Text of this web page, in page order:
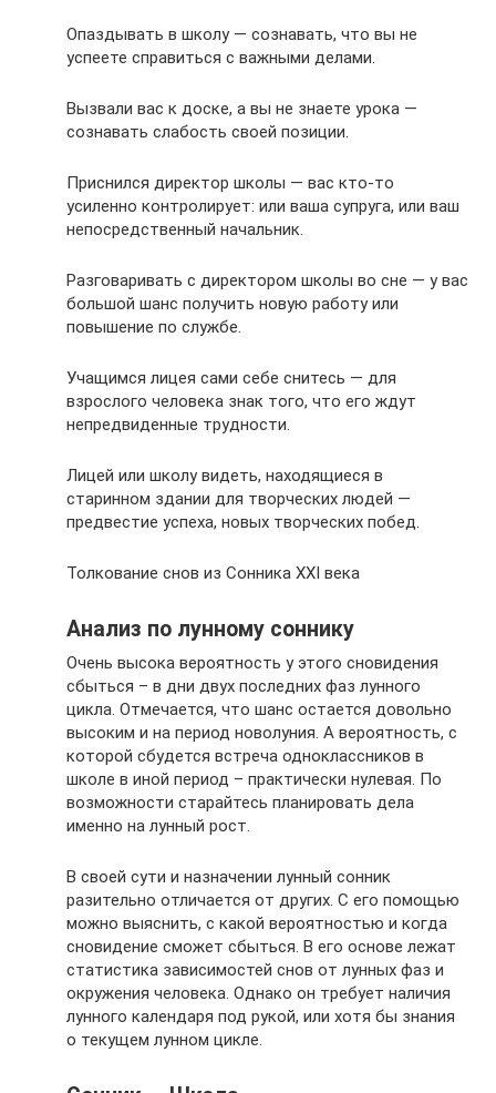
Опаздывать в школу — сознавать, что вы не
успеете справиться с важными делами.
Вызвали вас к доске, а вы не знаете урока —
сознавать слабость своей позиции.
Приснился директор школы — вас кто-то
усиленно контролирует: или ваша супруга, или ваш
непосредственный начальник.
Разговаривать с директором школы во сне — у вас
большой шанс получить новую работу или
повышение по службе.
Учащимся лицея сами себе снитесь — для
взрослого человека знак того, что его ждут
непредвиденные трудности.
Лицей или школу видеть, находящиеся в
старинном здании для творческих людей —
предвестие успеха, новых творческих побед.
Толкование снов из Сонника XXI века
Анализ по лунному соннику
Очень высока вероятность у этого сновидения
сбыться – в дни двух последних фаз лунного
цикла. Отмечается, что шанс остается довольно
высоким и на период новолуния. А вероятность, с
которой сбудется встреча одноклассников в
школе в иной период – практически нулевая. По
возможности старайтесь планировать дела
именно на лунный рост.
В своей сути и назначении лунный сонник
разительно отличается от других. С его помощью
можно выяснить, с какой вероятностью и когда
сновидение сможет сбыться. В его основе лежат
статистика зависимостей снов от лунных фаз и
окружения человека. Однако он требует наличия
лунного календаря под рукой, или хотя бы знания
о текущем лунном цикле.